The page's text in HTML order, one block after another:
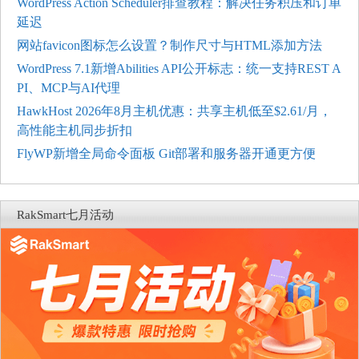
WordPress Action Scheduler排查教程：解决任务积压和订单
延迟
网站favicon图标怎么设置？制作尺寸与HTML添加方法
WordPress 7.1新增Abilities API公开标志：统一支持REST A
PI、MCP与AI代理
HawkHost 2026年8月主机优惠：共享主机低至$2.61/月，
高性能主机同步折扣
FlyWP新增全局命令面板 Git部署和服务器开通更方便
RakSmart七月活动